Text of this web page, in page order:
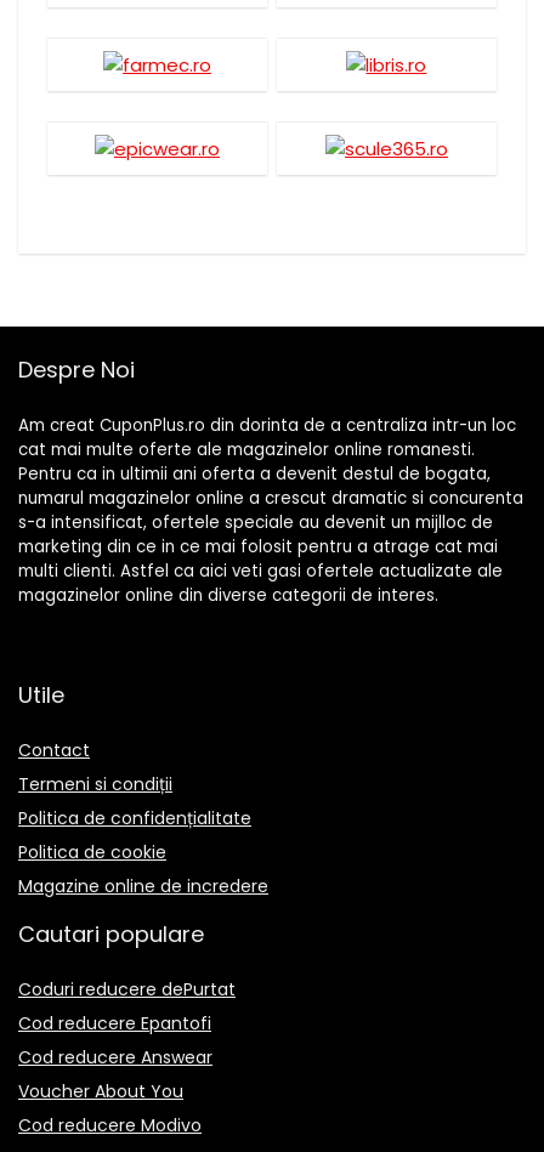
Despre Noi
Am creat CuponPlus.ro din dorinta de a centraliza intr-un loc
cat mai multe oferte ale magazinelor online romanesti.
Pentru ca in ultimii ani oferta a devenit destul de bogata,
numarul magazinelor online a crescut dramatic si concurenta
s-a intensificat, ofertele speciale au devenit un mijlloc de
marketing din ce in ce mai folosit pentru a atrage cat mai
multi clienti. Astfel ca aici veti gasi ofertele actualizate ale
magazinelor online din diverse categorii de interes.
Utile
Contact
Termeni si condiții
Politica de confidențialitate
Politica de cookie
Magazine online de incredere
Cautari populare
Coduri reducere dePurtat
Cod reducere Epantofi
Cod reducere Answear
Voucher About You
Cod reducere Modivo